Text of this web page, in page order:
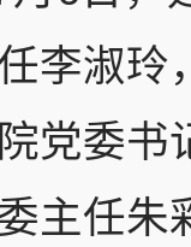
李淑玲
党委书
主任朱